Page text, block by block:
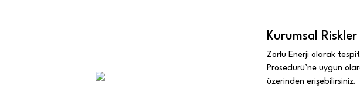
Kurumsal Riskler
Zorlu Enerji olarak tespit
Prosedürü’ne uygun
üzerinden erişebilirsiniz.